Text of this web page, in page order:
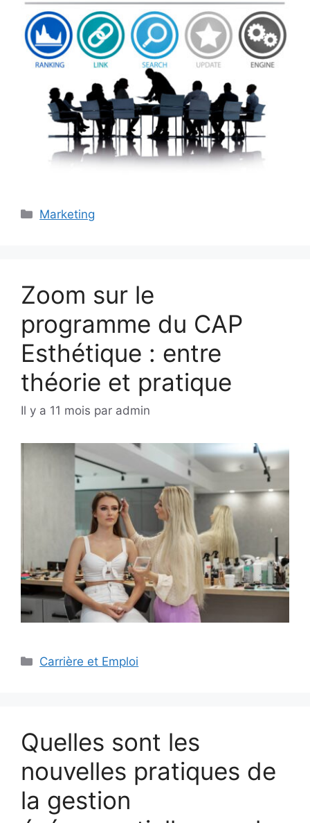
Catégories
Marketing
Zoom sur le
programme du CAP
Esthétique : entre
théorie et pratique
Il y a 11 mois par admin
Catégories
Carrière et Emploi
Quelles sont les
nouvelles pratiques de
la gestion